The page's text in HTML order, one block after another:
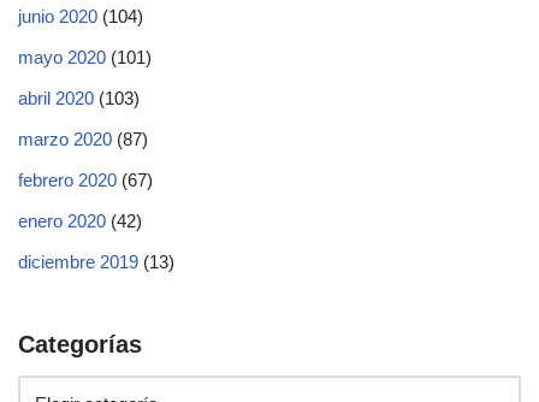
junio 2020 (104)
mayo 2020 (101)
abril 2020 (103)
marzo 2020 (87)
febrero 2020 (67)
enero 2020 (42)
diciembre 2019 (13)
Categorías